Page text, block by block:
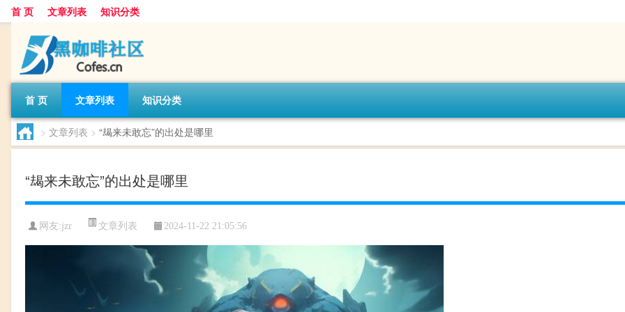
首 页 文章列表 知识分类
首 页 文章列表 知识分类
> 文章列表 > “朅来未敢忘”的出处是哪里
“朅来未敢忘”的出处是哪里
网友:jzr 文章列表 2024-11-22 21:05:56